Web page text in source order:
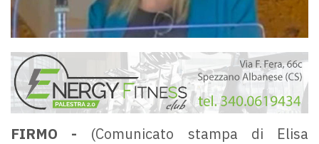
FIRMO - (Comunicato stampa di Elisa